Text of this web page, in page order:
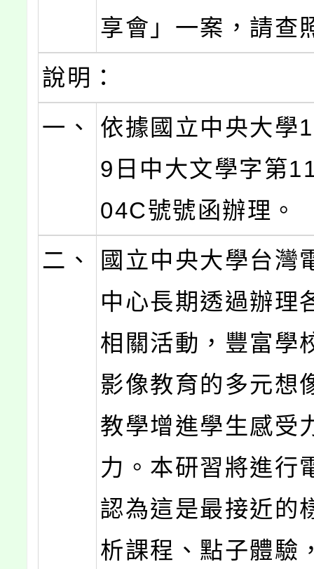
享會」一案，請查
說明：
一、
依據國立中央大學
9日中大文學字第
04C號號函辦理。
二、
國立中央大學台灣
中心長期透過辦理
相關活動，豐富學
影像教育的多元想
教學增進學生感受
力。本研習將進行
認為這是最接近的
析課程、點子體驗